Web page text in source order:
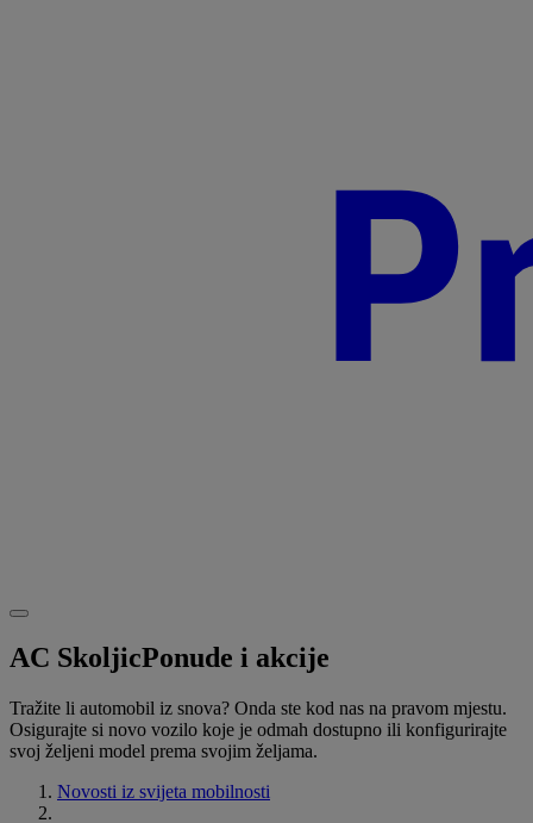
AC SkoljicPonude i akcije
Tražite li automobil iz snova? Onda ste kod nas na pravom mjestu.
Osigurajte si novo vozilo koje je odmah dostupno ili konfigurirajte
svoj željeni model prema svojim željama.
Novosti iz svijeta mobilnosti